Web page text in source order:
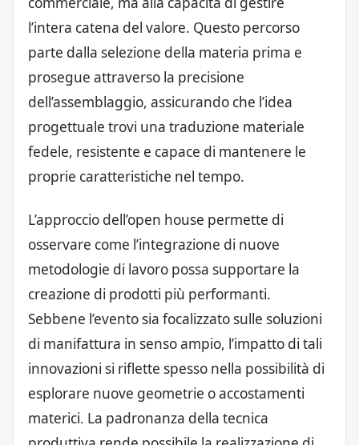
l’intera catena del valore. Questo percorso
parte dalla selezione della materia prima e
prosegue attraverso la precisione
dell’assemblaggio, assicurando che l’idea
progettuale trovi una traduzione materiale
fedele, resistente e capace di mantenere le
proprie caratteristiche nel tempo.
L’approccio dell’open house permette di
osservare come l’integrazione di nuove
metodologie di lavoro possa supportare la
creazione di prodotti più performanti.
Sebbene l’evento sia focalizzato sulle soluzioni
di manifattura in senso ampio, l’impatto di tali
innovazioni si riflette spesso nella possibilità di
esplorare nuove geometrie o accostamenti
materici. La padronanza della tecnica